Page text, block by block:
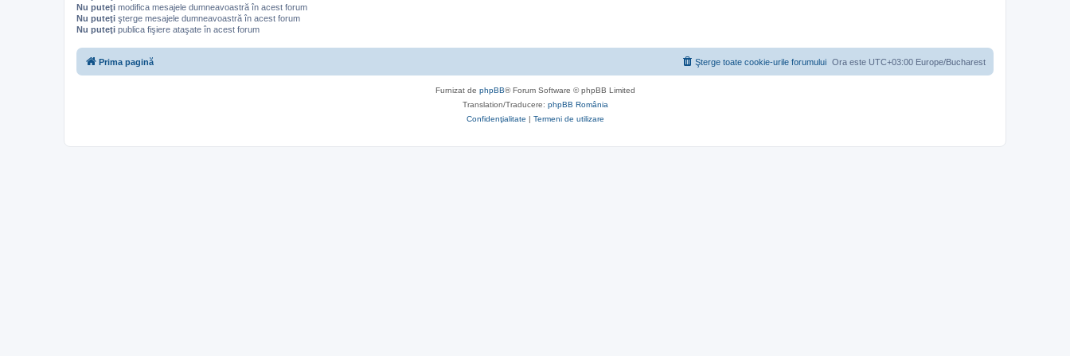
Nu puteţi modifica mesajele dumneavoastră în acest forum
Nu puteţi şterge mesajele dumneavoastră în acest forum
Nu puteţi publica fişiere ataşate în acest forum
Prima pagină Ora este UTC+03:00 Europe/Bucharest
Şterge toate cookie-urile forumului
Furnizat de phpBB® Forum Software © phpBB Limited
Translation/Traducere: phpBB România
Confidenţialitate | Termeni de utilizare